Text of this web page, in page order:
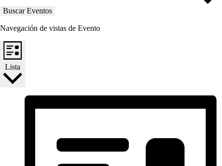
Buscar Eventos
Navegación de vistas de Evento
Lista